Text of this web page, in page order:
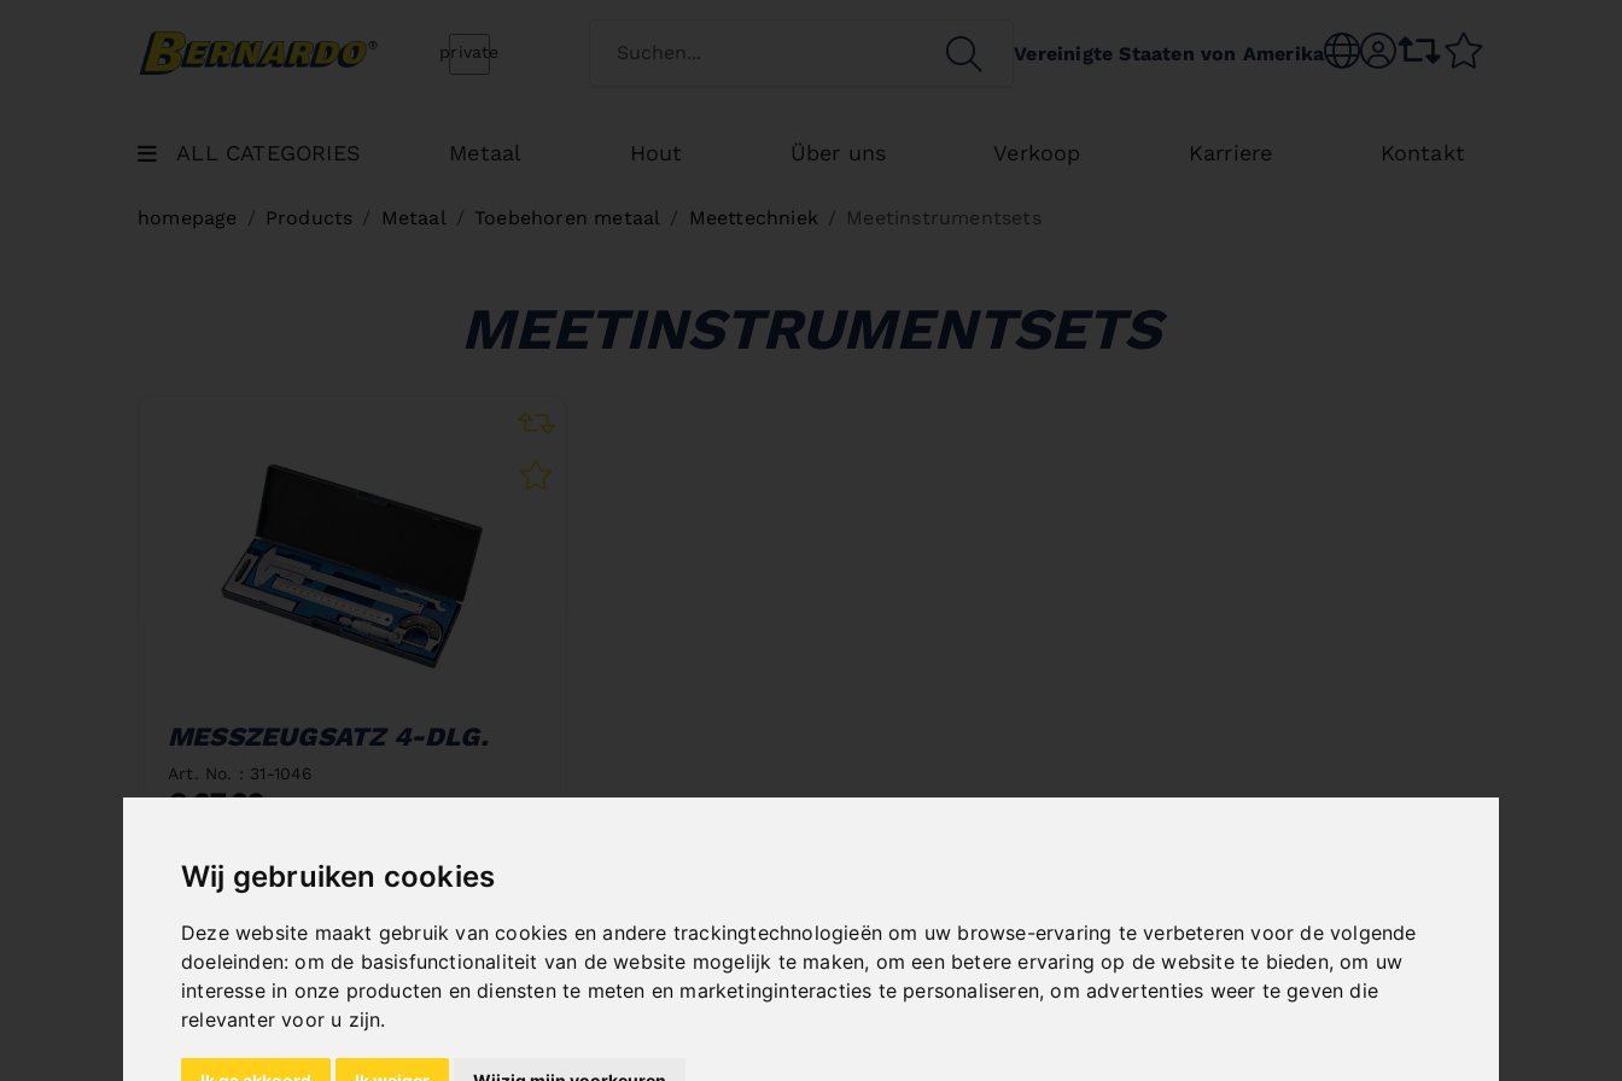
Wij gebruiken cookies
Deze website maakt gebruik van cookies en andere trackingtechnologieën om uw browse-ervaring te verbeteren voor de volgende
doeleinden:om de basisfunctionaliteit van de website mogelijk te maken, om een betere ervaring op de website te bieden,om uw
interesse in onze producten en diensten te meten en marketinginteracties te personaliseren,om advertenties weer te geven die
relevanter voor u zijn.
Bernardo Home Switch customertype
private SEARCHVereinigte Staaten von Amerika Choose language
sr.accountcomparison list
ALL CATEGORIES Metaal Hout Über uns Verkoop Karriere Kontakt
homepage Products Metaal Toebehoren metaal Meettechniek Meetinstrumentsets
MEETINSTRUMENTSETS
MESSZEUGSATZ 4-DLG.
Art. No. : 31-1046
€ 67,20
In Stock